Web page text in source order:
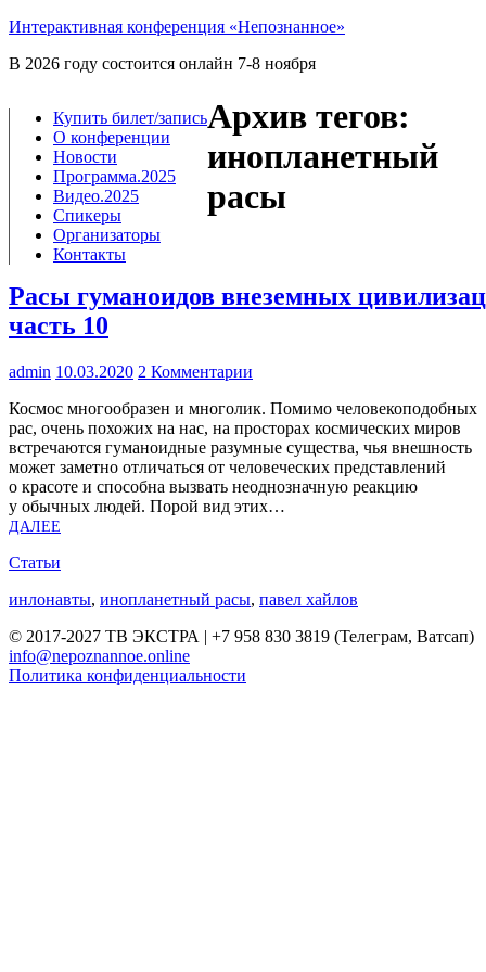
Интерактивная конференция «Непознанное»
В 2026 году состоится онлайн 7-8 ноября
Купить билет/​запись
О конференции
Новости
Программа.2025
Видео.2025
Спикеры
Организаторы
Контакты
Архив тегов:
инопланетный
расы
Расы гуманоидов внеземных
часть 10
admin 10.03.2020 2 Комментарии
Кос­мос мно­го­об­ра­зен и мно­го­лик. Поми­мо челове­коподобных
рас, очень похо­жих на нас, на про­сто­рах космичес­ких миров
встре­ча­ют­ся гума­но­ид­ные разум­ные суще­ства, чья внеш­ность
может замет­но отли­чать­ся от чело­ве­че­ских пред­став­ле­ний
о кра­со­те и спо­соб­на вызвать неод­но­знач­ную реак­цию
у обыч­ных людей. Порой вид этих…
ДАЛЕЕ
Статьи
инлонавты, инопланетный расы, павел хайлов
© 2017-2027 ТВ ЭКСТРА | +7 958 830 3819 (Телеграм, Ватсап)
info@nepoznannoe.online
Политика конфиденциальности